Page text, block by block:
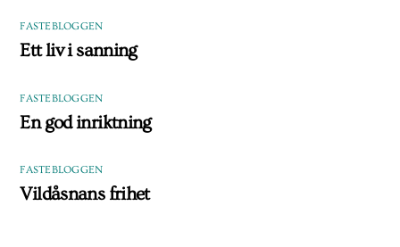
FASTEBLOGGEN
Ett liv i sanning
FASTEBLOGGEN
En god inriktning
FASTEBLOGGEN
Vildåsnans frihet